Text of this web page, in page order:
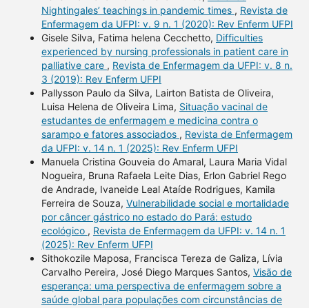
Nightingales’ teachings in pandemic times , Revista de
Enfermagem da UFPI: v. 9 n. 1 (2020): Rev Enferm UFPI
Gisele Silva, Fatima helena Cecchetto, Difficulties
experienced by nursing professionals in patient care in
palliative care , Revista de Enfermagem da UFPI: v. 8 n.
3 (2019): Rev Enferm UFPI
Pallysson Paulo da Silva, Lairton Batista de Oliveira,
Luisa Helena de Oliveira Lima, Situação vacinal de
estudantes de enfermagem e medicina contra o
sarampo e fatores associados , Revista de Enfermagem
da UFPI: v. 14 n. 1 (2025): Rev Enferm UFPI
Manuela Cristina Gouveia do Amaral, Laura Maria Vidal
Nogueira, Bruna Rafaela Leite Dias, Erlon Gabriel Rego
de Andrade, Ivaneide Leal Ataíde Rodrigues, Kamila
Ferreira de Souza, Vulnerabilidade social e mortalidade
por câncer gástrico no estado do Pará: estudo
ecológico , Revista de Enfermagem da UFPI: v. 14 n. 1
(2025): Rev Enferm UFPI
Sithokozile Maposa, Francisca Tereza de Galiza, Lívia
Carvalho Pereira, José Diego Marques Santos, Visão de
esperança: uma perspectiva de enfermagem sobre a
saúde global para populações com circunstâncias de